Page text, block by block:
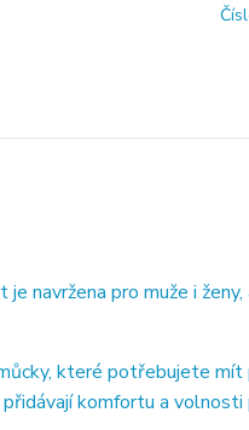
navržena pro muže i
které potřebujete mít
komfortu a volnosti